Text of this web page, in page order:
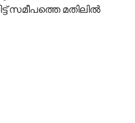
സമീപത്തെ മതിലിൽ